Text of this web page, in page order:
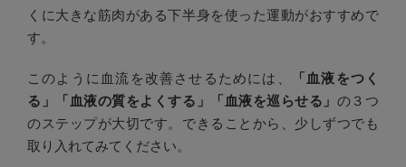
くに大きな筋肉がある下半身を使った運動がおすすめで
す。
このように血流を改善させるためには、
「血液をつく
る」「血液の質をよくする」「血液を巡らせる」 の３つ
のステップが大切です。できることから、少しずつでも
取り入れてみてください。